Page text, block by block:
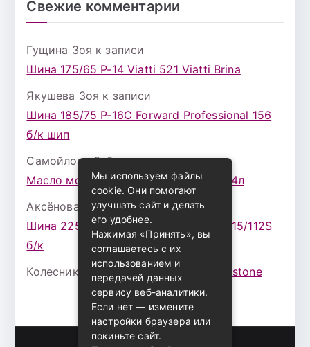
Свежие комментарии
Гущина Зоя к записи
Шина 175/65 Р-14 Viatti 521 Viatti Brina
Якушева Зоя к записи
Шина 185/75 Р-16С Forward Professional 156
б/к шип
Самойлова Забавак записи
Масло моторное ZIC X7 (A+) 10W30 4л
Аксёнова Адельк записи
Шина 225/75 Р-16 Nokian Rotiva HT 115/112S
б/к
Колесникова Аурикак записи Bridgestone
Мы используем файлы
cookie. Они помогают
улучшать сайт и делать
его удобнее.
Нажимая «Принять», вы
соглашаетесь с их
использованием и
передачей данных
сервису веб-аналитики.
Если нет — измените
настройки браузера или
покиньте сайт.